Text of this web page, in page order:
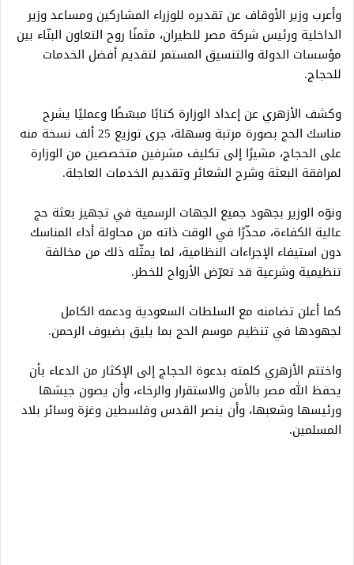
وأعرب وزير الأوقاف عن تقديره للوزراء المشاركين ومساعد وزير
الداخلية ورئيس شركة مصر للطيران، مثمنًا روح التعاون البنّاء بين
مؤسسات الدولة والتنسيق المستمر لتقديم أفضل الخدمات
للحجاج.
وكشف الأزهري عن إعداد الوزارة كتابًا مبسّطًا وعمليًا يشرح
مناسك الحج بصورة مرتبة وسهلة، جرى توزيع 25 ألف نسخة منه
على الحجاج، مشيرًا إلى تكليف مشرفين متخصصين من الوزارة
لمرافقة البعثة وشرح الشعائر وتقديم الخدمات العاجلة.
ونوّه الوزير بجهود جميع الجهات الرسمية في تجهيز بعثة حج
عالية الكفاءة، محذّرًا في الوقت ذاته من محاولة أداء المناسك
دون استيفاء الإجراءات النظامية، لما يمثّله ذلك من مخالفة
تنظيمية وشرعية قد تعرّض الأرواح للخطر.
كما أعلن تضامنه مع السلطات السعودية ودعمه الكامل
لجهودها في تنظيم موسم الحج بما يليق بضيوف الرحمن.
واختتم الأزهري كلمته بدعوة الحجاج إلى الإكثار من الدعاء بأن
يحفظ الله مصر بالأمن والاستقرار والرخاء، وأن يصون جيشها
ورئيسها وشعبها، وأن ينصر القدس وفلسطين وغزة وسائر بلاد
المسلمين.